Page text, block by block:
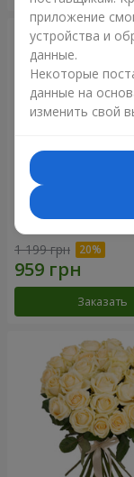
Букет "Времена
1 199 грн
Заказать
приложение
устройства и
данные.
Некоторые
данные на
изменить свой